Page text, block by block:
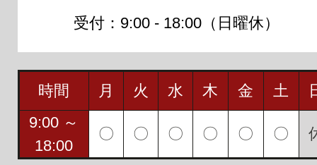
受付：9:00 - 18:00（日曜休）
時間 月 火 水 木 金 土
9:00 ～
18:00
〇 〇 〇 〇 〇 〇